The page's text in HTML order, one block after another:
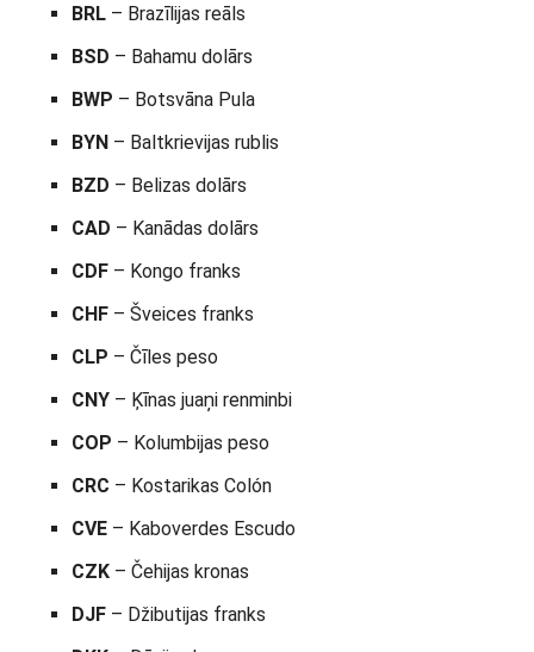
BRL – Brazīlijas reāls
BSD – Bahamu dolārs
BWP – Botsvāna Pula
BYN – Baltkrievijas rublis
BZD – Belizas dolārs
CAD – Kanādas dolārs
CDF – Kongo franks
CHF – Šveices franks
CLP – Čīles peso
CNY – Ķīnas juaņi renminbi
COP – Kolumbijas peso
CRC – Kostarikas Colón
CVE – Kaboverdes Escudo
CZK – Čehijas kronas
DJF – Džibutijas franks